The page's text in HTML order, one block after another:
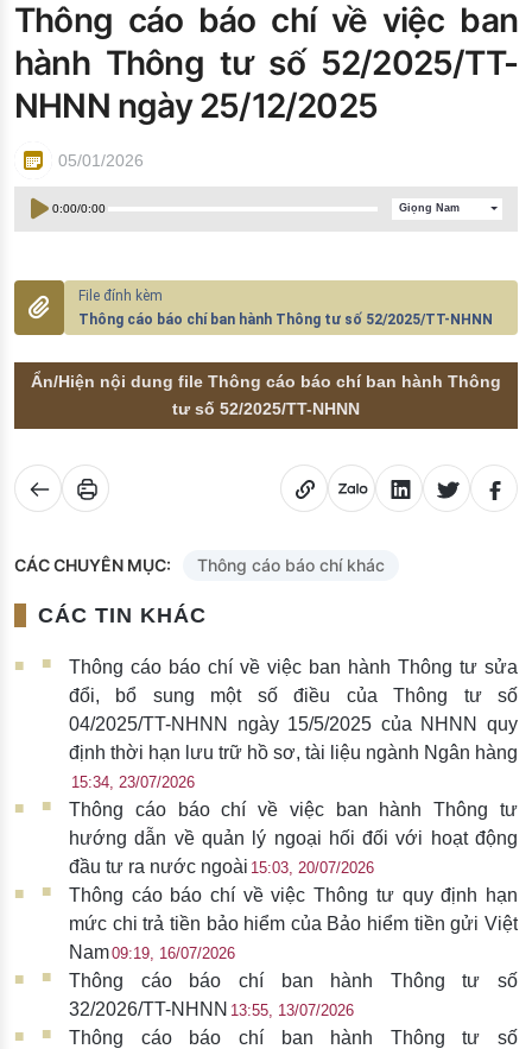
Đào tạo ISO
Thông cáo báo chí về việc ban
hành Thông tư số 52/2025/TT-
NHNN ngày 25/12/2025
05/01/2026
0:00/0:00 Giọng Nam
Thông cáo báo chí ban hành Thông tư số 52/2025/TT-NHNN
Ẩn/Hiện nội dung file Thông cáo báo chí ban hành Thông
tư số 52/2025/TT-NHNN
CÁC CHUYÊN MỤC: Thông cáo báo chí khác
CÁC TIN KHÁC
Thông cáo báo chí về việc ban hành Thông tư sửa
đổi, bổ sung một số điều của Thông tư số
04/2025/TT-NHNN ngày 15/5/2025 của NHNN quy
định thời hạn lưu trữ hồ sơ, tài liệu ngành Ngân hàng
15:34, 23/07/2026
Thông cáo báo chí về việc ban hành Thông tư
hướng dẫn về quản lý ngoại hối đối với hoạt động
đầu tư ra nước ngoài 15:03, 20/07/2026
Thông cáo báo chí về việc Thông tư quy định hạn
mức chi trả tiền bảo hiểm của Bảo hiểm tiền gửi Việt
Nam09:19, 16/07/2026
Thông cáo báo chí ban hành Thông tư số
32/2026/TT-NHNN 13:55, 13/07/2026
Thông cáo báo chí ban hành Thông tư số